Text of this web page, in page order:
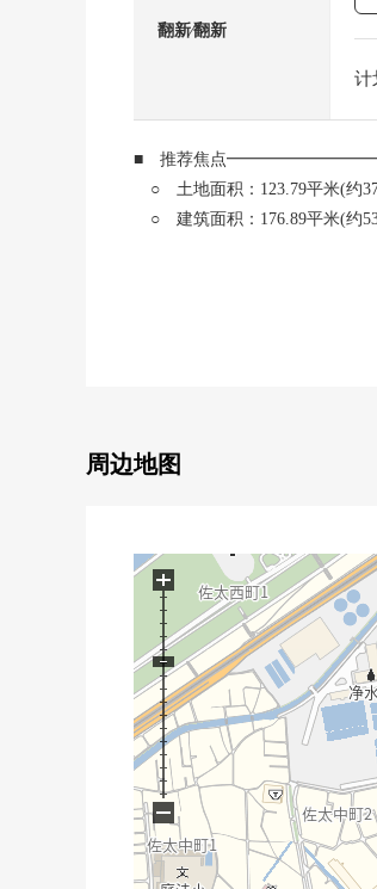
翻新⁄翻新
计
■ 推荐焦点
○ 土地面积：123.79平米(约
○ 建筑面积：176.89平米(约
○ 步入式衣帽间有
■ 翻新履历有(2025年8
○ 更换壁纸
○ 得到靠垫层换新
○ 屋顶防水涂抹
周边地图
+
−